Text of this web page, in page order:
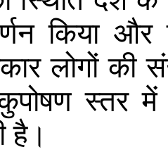
किया और
लोगों की
स्तर में
है।